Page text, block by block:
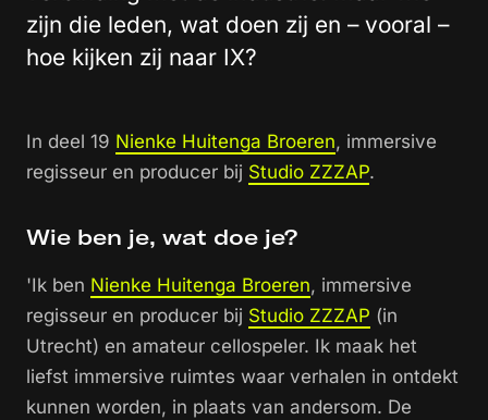
zijn die leden, wat doen zij en – vooral –
hoe kijken zij naar IX?
In deel 19 Nienke Huitenga Broeren, immersive
regisseur en producer bij Studio ZZZAP.
Wie ben je, wat doe je?
'Ik ben Nienke Huitenga Broeren, immersive
regisseur en producer bij Studio ZZZAP (in
Utrecht) en amateur cellospeler. Ik maak het
liefst immersive ruimtes waar verhalen in ontdekt
kunnen worden, in plaats van andersom. De